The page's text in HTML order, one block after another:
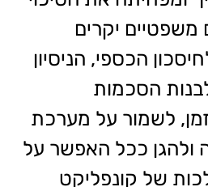
יקרים
הכספי, הניסיון
הסכמות
לשמור על מערכת
ולהגן ככל האפשר על
של קונפליקט